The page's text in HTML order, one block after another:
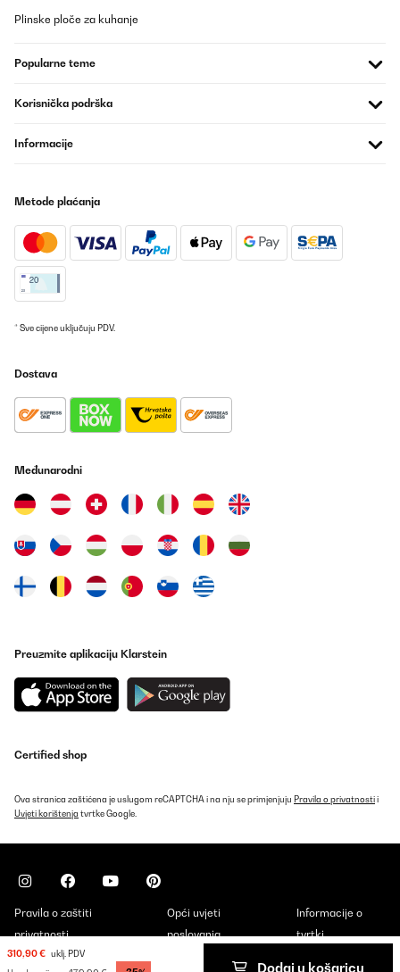
310,90 € uklj. PDV
Dodaj u košaricu
Plinske ploče za kuhanje
Popularne teme
Korisnička podrška
Informacije
Metode plaćanja
* Sve cijene uključuju PDV.
Dostava
Međunarodni
Preuzmite aplikaciju Klarstein
Certified shop
Ova stranica zaštićena je uslugom reCAPTCHA i na nju se primjenjuju Pravila o privatnostii
Uvjeti korištenja tvrtke Google.
Pravila o zaštiti
privatnosti
Opći uvjeti
poslovanja
Informacije o
tvrtki